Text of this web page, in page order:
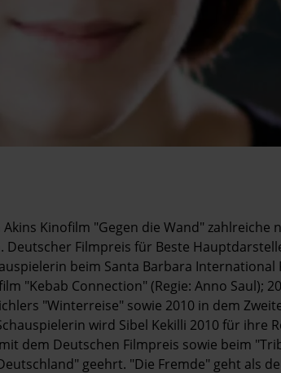
Kinofilm "Gegen die Wand" zahlreiche
Filmpreis für Beste
beim Santa Barbara International
"Kebab Connection" (Regie: Anno Saul);
"Winterreise" sowie 2010 in dem
wird Sibel Kekilli 2010 für ihre
dem Deutschen Filmpreis sowie beim
geehrt. "Die Fremde" geht als